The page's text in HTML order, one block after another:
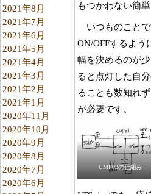
2021年8月
2021年7月
2021年6月
2021年5月
2021年4月
2021年3月
2021年2月
2021年1月
2020年11月
2020年10月
2020年9月
2020年8月
2020年7月
2020年6月
もつかわない簡単
いつものこと
ON/OFFするよう
幅を決めるのが
ると点灯した自
ることも数知れ
が必要です。
CMP03の仕組み